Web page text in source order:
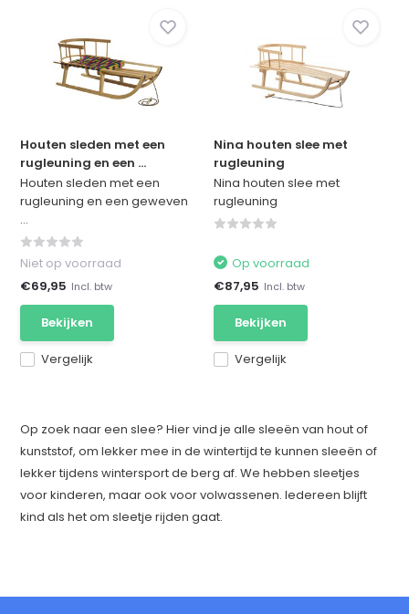
Houten sleden met een
rugleuning en een ...
Houten sleden met een
rugleuning en een geweven
...
Vergelijk
Niet op voorraad
€69,95 Incl. btw
Bekijken
Nina houten slee met
rugleuning
Nina houten slee met
rugleuning
Vergelijk
Op voorraad
€87,95 Incl. btw
Bekijken
Op zoek naar een slee? Hier vind je alle sleeën van hout of
kunststof, om lekker mee in de wintertijd te kunnen sleeën of
lekker tijdens wintersport de berg af. We hebben sleetjes
voor kinderen, maar ook voor volwassenen. Iedereen blijft
kind als het om sleetje rijden gaat.